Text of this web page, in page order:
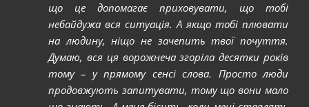
що це допомагає приховувати, що тобі
небайдужа вся ситуація. А якщо тобі плювати
на людину, ніщо не зачепить твої почуття.
Думаю, вся ця ворожнеча згоріла десятки років
тому – у прямому сенсі слова. Просто люди
продовжують запитувати, тому що вони мало